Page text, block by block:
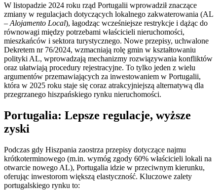
W listopadzie 2024 roku rząd Portugalii wprowadził znaczące
zmiany w regulacjach dotyczących lokalnego zakwaterowania (AL
– Alojamento Local), łagodząc wcześniejsze restrykcje i dążąc do
równowagi między potrzebami właścicieli nieruchomości,
mieszkańców i sektora turystycznego. Nowe przepisy, uchwalone
Dekretem nr 76/2024, wzmacniają rolę gmin w kształtowaniu
polityki AL, wprowadzają mechanizmy rozwiązywania konfliktów
oraz ułatwiają procedury rejestracyjne. To tylko jeden z wielu
argumentów przemawiających za inwestowaniem w Portugalii,
która w 2025 roku staje się coraz atrakcyjniejszą alternatywą dla
przegrzanego hiszpańskiego rynku nieruchomości.
Portugalia: Lepsze regulacje, wyższe
zyski
Podczas gdy Hiszpania zaostrza przepisy dotyczące najmu
krótkoterminowego (m.in. wymóg zgody 60% właścicieli lokali na
otwarcie nowego AL), Portugalia idzie w przeciwnym kierunku,
oferując inwestorom większą elastyczność. Kluczowe zalety
portugalskiego rynku to: